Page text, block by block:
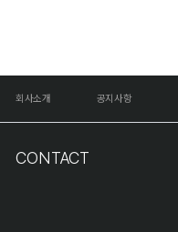
회사소개 공지사항
CONTACT